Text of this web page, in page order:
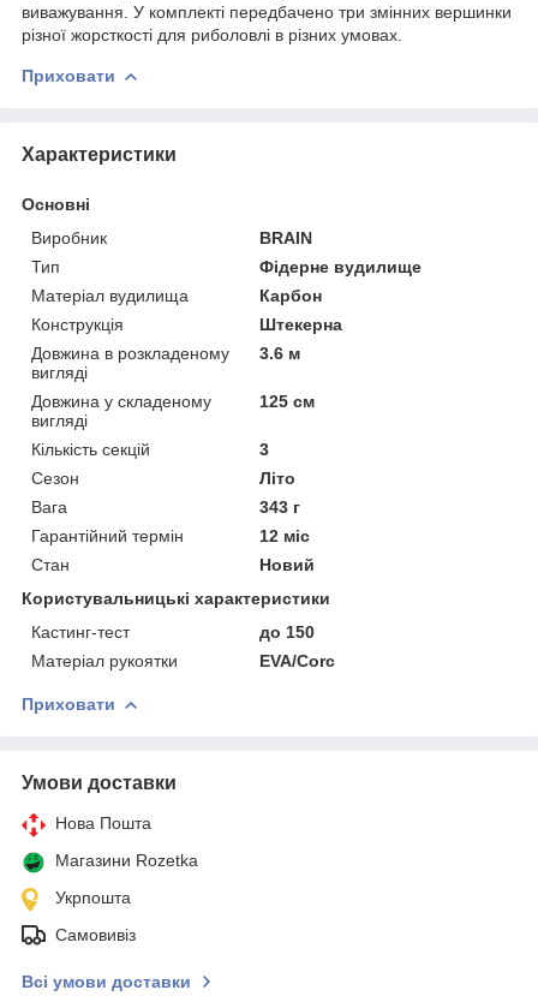
виважування. У комплекті передбачено три змінних вершинки
різної жорсткості для риболовлі в різних умовах.
Приховати
Характеристики
Основні
Виробник
BRAIN
Тип
Фідерне вудилище
Матеріал вудилища
Карбон
Конструкція
Штекерна
Довжина в розкладеному
вигляді
3.6 м
Довжина у складеному
вигляді
125 см
Кількість секцій
3
Сезон
Літо
Вага
343 г
Гарантійний термін
12 міс
Стан
Новий
Користувальницькі характеристики
Кастинг-тест
до 150
Матеріал рукоятки
EVA/Corc
Приховати
Умови доставки
Нова Пошта
Магазини Rozetka
Укрпошта
Самовивіз
Всі умови доставки